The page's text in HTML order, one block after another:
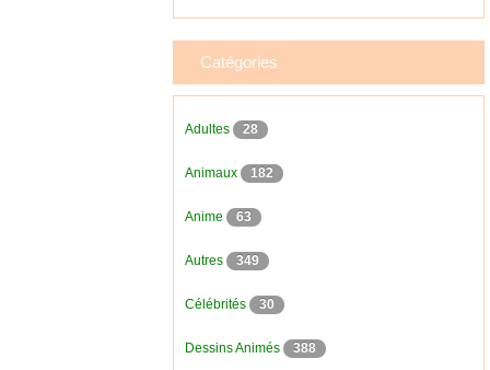
Catégories
Adultes 28
Animaux 182
Anime 63
Autres 349
Célébrités 30
Dessins Animés 388